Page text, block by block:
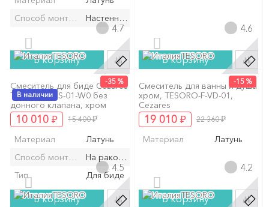
Способ монтажа/установки
Настенный/ая
В корзину В корзину
TESORO
-35 %
4.7
В наличии
Смеситель для биде Cezares
TESORO-F-BS-01-W0 без
донного клапана, хром
10 010 ₽ 15 400₽
Материал
Латунь
Способ монтажа/установки
На раковину/мойку
Тип
Для биде
В корзину
TESORO
-15 %
4.6
Смеситель для ванны и душа
хром, TESORO-F-VD-01,
Cezares
19 010 ₽ 22 360₽
Материал Латунь
В корзину
TESORO
4.5
TESORO
4.2